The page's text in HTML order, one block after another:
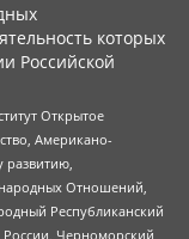
которых
Российской
Открытое
Американо-
развитию,
Отношений,
Республиканский
России, Черноморский